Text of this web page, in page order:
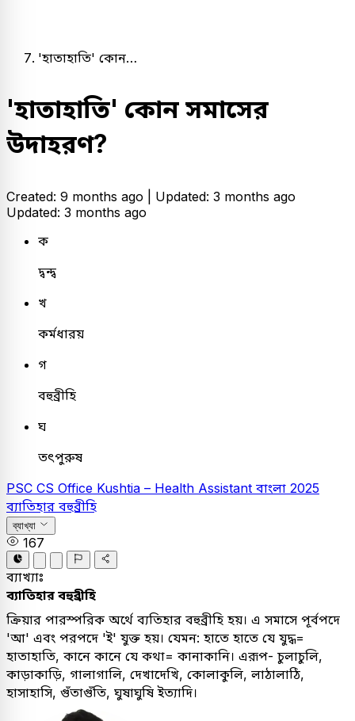
'হাতাহাতি' কোন…
'হাতাহাতি' কোন সমাসের
উদাহরণ?
Created: 9 months ago | Updated: 3 months ago
Updated: 3 months ago
ক
দ্বন্দ্ব
খ
কর্মধারয়
গ
বহুব্রীহি
ঘ
তৎপুরুষ
PSC CS Office Kushtia – Health Assistant বাংলা 2025
ব্যাতিহার বহুব্রীহি
ব্যাখ্যা
167
ব্যাখ্যাঃ
ব্যাতিহার বহুব্রীহি
ক্রিয়ার পারস্পরিক অর্থে ব্যতিহার বহুব্রীহি হয়। এ সমাসে পূর্বপদে
'আ' এবং পরপদে 'ই' যুক্ত হয়। যেমন: হাতে হাতে যে যুদ্ধ=
হাতাহাতি, কানে কানে যে কথা= কানাকানি। এরূপ- চুলাচুলি,
কাড়াকাড়ি, গালাগালি, দেখাদেখি, কোলাকুলি, লাঠালাঠি,
হাসাহাসি, গুঁতাগুঁতি, ঘুষাঘুষি ইত্যাদি।